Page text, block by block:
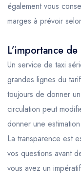
également vous
marges à prévoir
L’importance
Un service de taxi
grandes lignes du
toujours de donner
circulation peut
donner une
La transparence est
vos questions avant
vous avez un